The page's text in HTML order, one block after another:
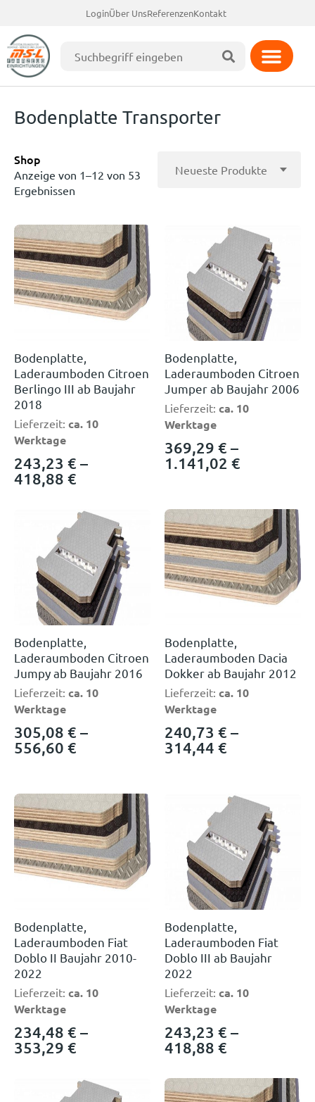
LoginÜber UnsReferenzenKontakt
Bodenplatte Transporter
Shop
Anzeige von 1–12 von 53
Ergebnissen
Bodenplatte,
Laderaumboden Citroen
Berlingo III ab Baujahr
2018
Lieferzeit: ca. 10
Werktage
243,23 € –
418,88 €
Bodenplatte,
Laderaumboden Citroen
Jumper ab Baujahr 2006
Lieferzeit: ca. 10
Werktage
369,29 € –
1.141,02 €
Bodenplatte,
Laderaumboden Citroen
Jumpy ab Baujahr 2016
Lieferzeit: ca. 10
Werktage
305,08 € –
556,60 €
Bodenplatte,
Laderaumboden Dacia
Dokker ab Baujahr 2012
Lieferzeit: ca. 10
Werktage
240,73 € –
314,44 €
Bodenplatte,
Laderaumboden Fiat
Doblo II Baujahr 2010-
2022
Lieferzeit: ca. 10
Werktage
234,48 € –
353,29 €
Bodenplatte,
Laderaumboden Fiat
Doblo III ab Baujahr
2022
Lieferzeit: ca. 10
Werktage
243,23 € –
418,88 €